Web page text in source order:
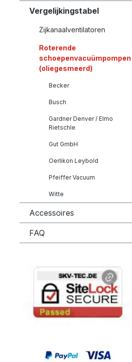
Vergelijkingstabel
Zijkanaalventilatoren
Roterende
schoepenvacuümpompen
(oliegesmeerd)
Becker
Busch
Gardner Denver / Elmo
Rietschle
Gut GmbH
Oerlikon Leybold
Pfeiffer Vacuum
Witte
Accessoires
FAQ